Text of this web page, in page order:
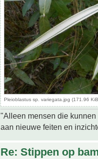
Pleioblastus sp. variegata.jpg (171.96
"Alleen mensen die
aan nieuwe feiten en
Re: Stippen op